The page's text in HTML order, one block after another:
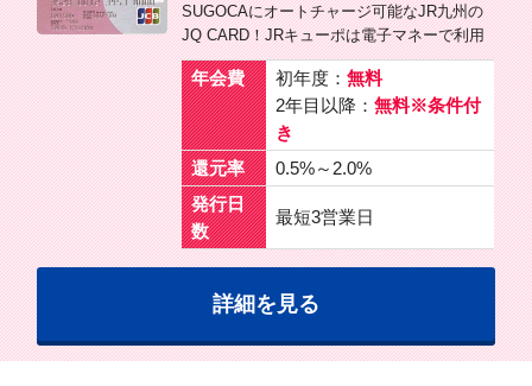
SUGOCAにオートチャージ可能なJR九州の
JQ CARD！JRキューポは電子マネーで利用
年会費 初年度： 無料
2年目以降： 無料※条件付
き
還元率
0.5%～2.0%
発行日
数
最短3営業日
詳細を見る